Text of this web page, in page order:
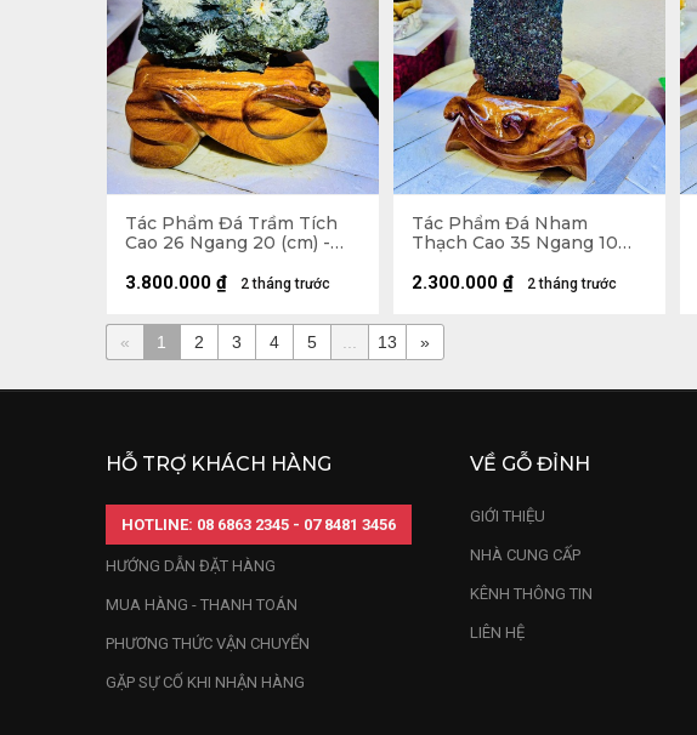
Tác Phẩm Đá Trầm Tích
Cao 26 Ngang 20 (cm) -
2 tháng trước
3.800.000 ₫
Tác Phẩm Đá Nham
Thạch Cao 35 Ngang 10
2 tháng trước
2.300.000 ₫
« 1 2 3 4 5 13 »
HỖ TRỢ KHÁCH HÀNG
HOTLINE: 08 6863 2345 - 07 8481 3456
HƯỚNG DẪN ĐẶT HÀNG
MUA HÀNG - THANH TOÁN
PHƯƠNG THỨC VẬN CHUYỂN
GẶP SỰ CỐ KHI NHẬN HÀNG
VỀ GỖ ĐỈNH
GIỚI THIỆU
NHÀ CUNG CẤP
KÊNH THÔNG TIN
LIÊN HỆ